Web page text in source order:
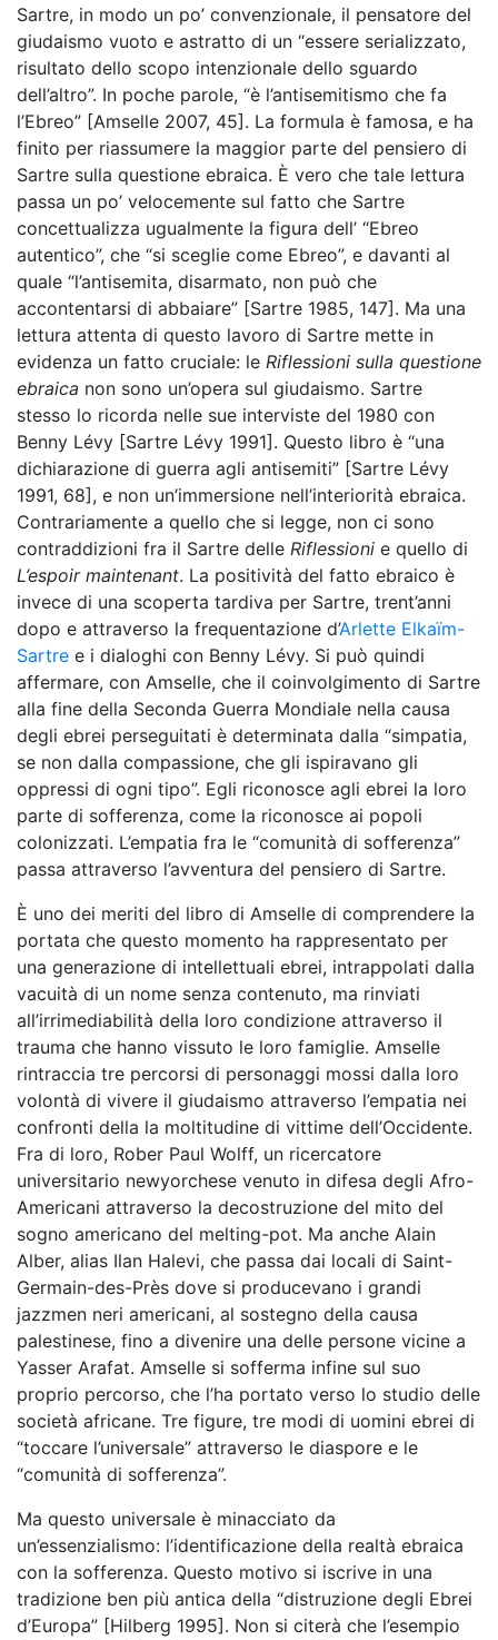
Sartre, in modo un po’ convenzionale, il pensatore del
giudaismo vuoto e astratto di un “essere serializzato,
risultato dello scopo intenzionale dello sguardo
dell’altro”. In poche parole, “è l’antisemitismo che fa
l’Ebreo” [Amselle 2007, 45]. La formula è famosa, e ha
finito per riassumere la maggior parte del pensiero di
Sartre sulla questione ebraica. È vero che tale lettura
passa un po’ velocemente sul fatto che Sartre
concettualizza ugualmente la figura dell’ “Ebreo
autentico”, che “si sceglie come Ebreo”, e davanti al
quale “l’antisemita, disarmato, non può che
accontentarsi di abbaiare” [Sartre 1985, 147]. Ma una
lettura attenta di questo lavoro di Sartre mette in
evidenza un fatto cruciale: le Riflessioni sulla questione
ebraica non sono un’opera sul giudaismo. Sartre
stesso lo ricorda nelle sue interviste del 1980 con
Benny Lévy [Sartre Lévy 1991]. Questo libro è “una
dichiarazione di guerra agli antisemiti” [Sartre Lévy
1991, 68], e non un’immersione nell’interiorità ebraica.
Contrariamente a quello che si legge, non ci sono
contraddizioni fra il Sartre delle Riflessioni e quello di
L’espoir maintenant. La positività del fatto ebraico è
invece di una scoperta tardiva per Sartre, trent’anni
dopo e attraverso la frequentazione d’Arlette Elkaïm-
Sartre e i dialoghi con Benny Lévy. Si può quindi
affermare, con Amselle, che il coinvolgimento di Sartre
alla fine della Seconda Guerra Mondiale nella causa
degli ebrei perseguitati è determinata dalla “simpatia,
se non dalla compassione, che gli ispiravano gli
oppressi di ogni tipo”. Egli riconosce agli ebrei la loro
parte di sofferenza, come la riconosce ai popoli
colonizzati. L’empatia fra le “comunità di sofferenza”
passa attraverso l’avventura del pensiero di Sartre.
È uno dei meriti del libro di Amselle di comprendere la
portata che questo momento ha rappresentato per
una generazione di intellettuali ebrei, intrappolati dalla
vacuità di un nome senza contenuto, ma rinviati
all’irrimediabilità della loro condizione attraverso il
trauma che hanno vissuto le loro famiglie. Amselle
rintraccia tre percorsi di personaggi mossi dalla loro
volontà di vivere il giudaismo attraverso l’empatia nei
confronti della la moltitudine di vittime dell’Occidente.
Fra di loro, Rober Paul Wolff, un ricercatore
universitario newyorchese venuto in difesa degli Afro-
Americani attraverso la decostruzione del mito del
sogno americano del melting-pot. Ma anche Alain
Alber, alias Ilan Halevi, che passa dai locali di Saint-
Germain-des-Près dove si producevano i grandi
jazzmen neri americani, al sostegno della causa
palestinese, fino a divenire una delle persone vicine a
Yasser Arafat. Amselle si sofferma infine sul suo
proprio percorso, che l’ha portato verso lo studio delle
società africane. Tre figure, tre modi di uomini ebrei di
“toccare l’universale” attraverso le diaspore e le
“comunità di sofferenza”.
Ma questo universale è minacciato da
un’essenzialismo: l’identificazione della realtà ebraica
con la sofferenza. Questo motivo si iscrive in una
tradizione ben più antica della “distruzione degli Ebrei
d’Europa” [Hilberg 1995]. Non si citerà che l’esempio